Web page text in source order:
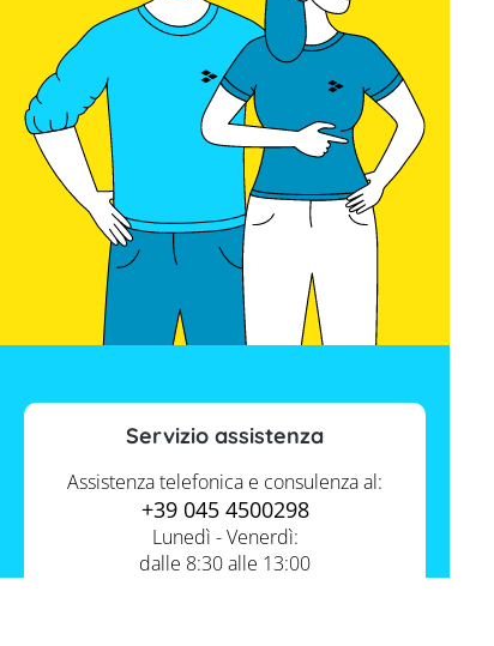
Servizio assistenza
Assistenza telefonica e consulenza al:
+39 045 4500298
Lunedì - Venerdì:
dalle 8:30 alle 13:00